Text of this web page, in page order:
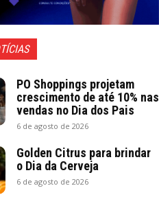
PO Shoppings projetam
crescimento de até 10% nas
vendas no Dia dos Pais
6 de agosto de 2026
Golden Citrus para brindar
o Dia da Cerveja
6 de agosto de 2026